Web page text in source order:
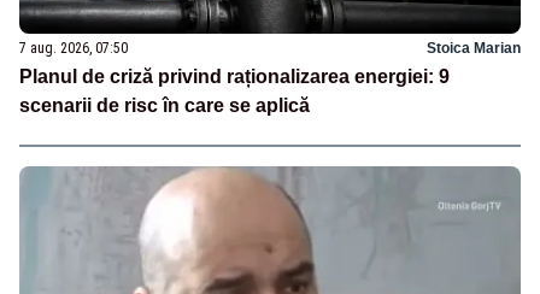
7 aug. 2026, 07:50 Stoica Marian
Planul de criză privind raționalizarea energiei: 9
scenarii de risc în care se aplică